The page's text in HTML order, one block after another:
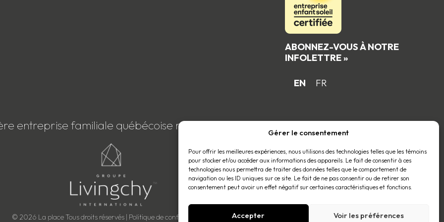
Gérer le consentement
Pour offrir les meilleures expériences, nous utilisons des technologies telles que les témoins
pour stocker et/ou accéder aux informations des appareils. Le fait de consentir à ces
technologies nous permettra de traiter des données telles que le comportement de
navigation ou les ID uniques sur ce site. Le fait de ne pas consentir ou de retirer son
consentement peut avoir un effet négatif sur certaines caractéristiques et fonctions.
Accepter Voir les préférences
ABONNEZ-VOUS À NOTRE
INFOLETTRE »
EN FR
entreprise familiale québécoise membre du
© 2026 La place Tous droits réservés | Politique de confidentialité